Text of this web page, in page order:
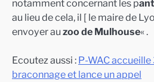
notamment concernant les p
au lieu de cela, il [ le maire de
envoyer au zoo de Mulhouse« .
Ecoutez aussi : P-WAC
braconnage et lance un appel